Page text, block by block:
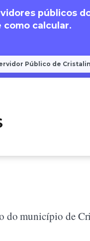
públicos
como calcular.
Público de
do município de